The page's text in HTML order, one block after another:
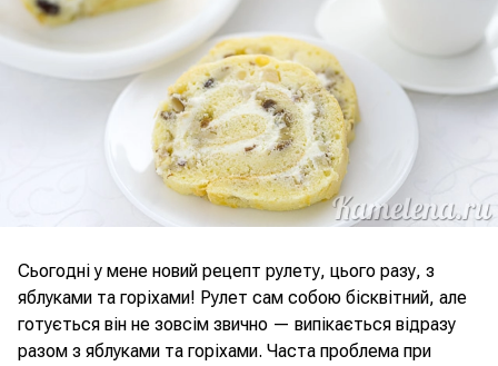
Сьогодні у мене новий рецепт рулету, цього разу, з
яблуками та горіхами! Рулет сам собою бісквітний, але
готується він не зовсім звично — випікається відразу
разом з яблуками та горіхами. Часта проблема при